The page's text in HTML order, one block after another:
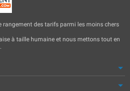
rangement des tarifs parmi les moins chers
à taille humaine et nous mettons tout en